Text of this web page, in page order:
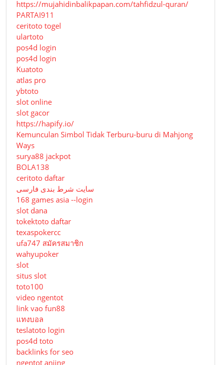
https://mujahidinbalikpapan.com/tahfidzul-quran/
PARTAI911
ceritoto togel
ulartoto
pos4d login
pos4d login
Kuatoto
atlas pro
ybtoto
slot online
slot gacor
https://hapify.io/
Kemunculan Simbol Tidak Terburu-buru di Mahjong
Ways
surya88 jackpot
BOLA138
ceritoto daftar
سایت شرط بندی فارسی
168 games asia --login
slot dana
tokektoto daftar
texaspokercc
ufa747 สมัครสมาชิก
wahyupoker
slot
situs slot
toto100
video ngentot
link vao fun88
แทงบอล
teslatoto login
pos4d toto
backlinks for seo
ngentot anjing